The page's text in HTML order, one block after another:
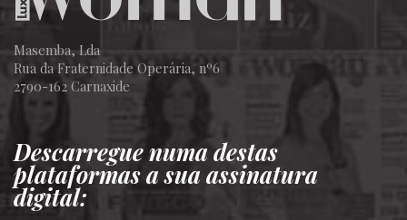
Masemba, Lda
Rua da Fraternidade Operária, nº6
2790-162 Carnaxide
Descarregue numa destas
plataformas a sua assinatura
digital: